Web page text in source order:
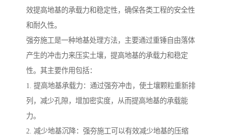
效提高地基的承载力和稳定性，确保各类工程的安全性
和耐久性。
强夯施工是一种地基处理方法，主要通过重锤自由落体
产生的冲击力来压实土壤，提高地基的承载力和稳定
性。其主要作用包括：
1. 提高地基承载力：通过强夯冲击，使土壤颗粒重新排
列，减少孔隙，增加密实度，从而提高地基的承载能
力。
2. 减少地基沉降：强夯施工可以有效减少地基的压缩